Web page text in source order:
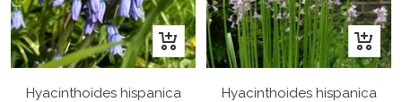
In
den
Warenkorb
Hyacinthoides hispanica
In
den
Hyacinthoides hispanica